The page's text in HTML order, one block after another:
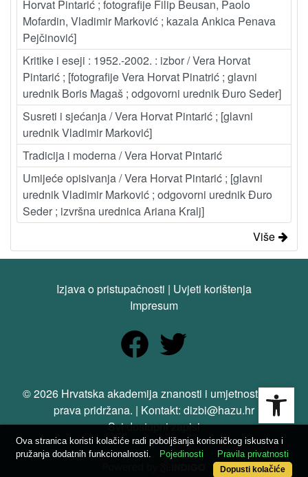
Horvat Pintarić ; fotografije Filip Beusan, Paolo
Mofardin, Vladimir Marković ; kazala Ankica Penava
Pejčinović]
Kritike i eseji : 1952.-2002. : izbor / Vera Horvat
Pintarić ; [fotografije Vera Horvat Pinatrić ; glavni
urednik Boris Magaš ; odgovorni urednik Đuro Seder]
Susreti i sjećanja / Vera Horvat Pintarić ; [glavni
urednik Vladimir Marković]
Tradicija i moderna / Vera Horvat Pintarić
Umijeće opisivanja / Vera Horvat Pintarić ; [glavni
urednik Vladimir Marković ; odgovorni urednik Đuro
Seder ; izvršna urednica Ariana Kralj]
Više
Izjava o pristupačnosti | Uvjeti korištenja
Impresum
© 2026 Hrvatska akademija znanosti i umjetnosti. Sva
prava pridržana. | Kontakt: dizbi@hazu.hr
Svi dostupni zapisi
Ova stranica koristi kolačiće radi poboljšanja korisničkog iskustva i
pružanja dodatnih funkcionalnosti.
Pojedinosti Pravila privatnosti
Dopusti kolačiće